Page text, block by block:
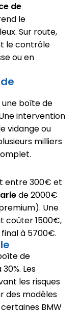
de
le
Sur route,
le contrôle
ou en
boîte de
intervention
vidange ou
milliers
entre 300€ et
de 2000€
Une
coûter 1500€,
à 5700€.
de
Les
les risques
des modèles
BMW